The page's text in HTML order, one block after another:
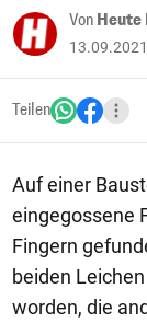
Von Heute
Teilen
Auf einer
eingegossene
Fingern
beiden
worden, die